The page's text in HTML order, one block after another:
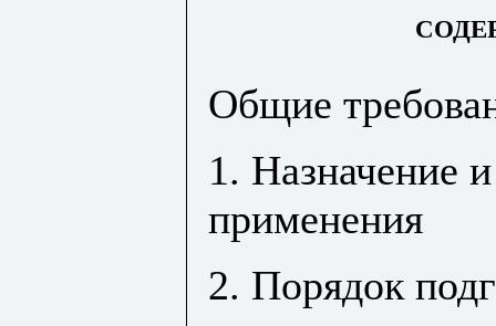
Общие
1. Назначение
применения
2. Порядок